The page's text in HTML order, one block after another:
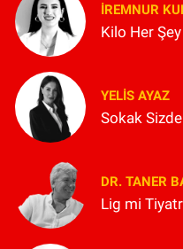
İREMNUR
Kilo Her
YELIS AYAZ
Sokak
DR. TANER
Lig mi